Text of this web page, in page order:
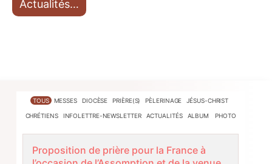
Actualités…
TOUS MESSES DIOCÈSE PRIÈRE(S) PÈLERINAGE JÉSUS-CHRIST
CHRÉTIENS INFOLETTRE-NEWSLETTER ACTUALITÉS ALBUM PHOTO
Proposition de prière pour la France à